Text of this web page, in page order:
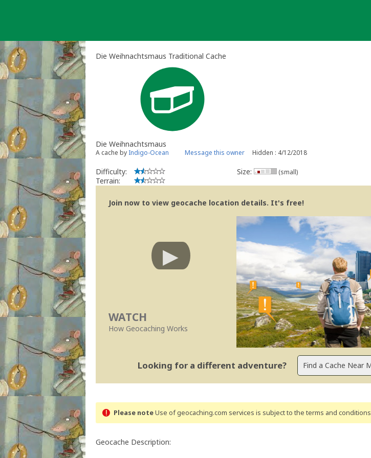
Die Weihnachtsmaus Traditional Cache
Die Weihnachtsmaus
A cache by Indigo-Ocean Message this owner Hidden : 4/12/2018
Difficulty:
Terrain:
Size: (small)
Join now to view geocache location details. It's free!
WATCH
How Geocaching Works
Looking for a different adventure?
Please noteUse of geocaching.com services is subject to the terms and conditions
Geocache Description: